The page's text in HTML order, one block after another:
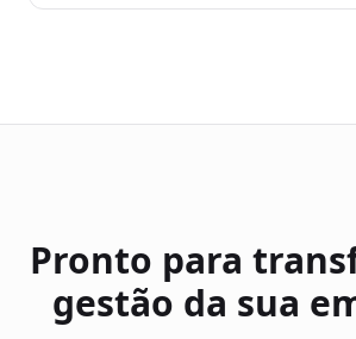
Pronto para
gestão da sua